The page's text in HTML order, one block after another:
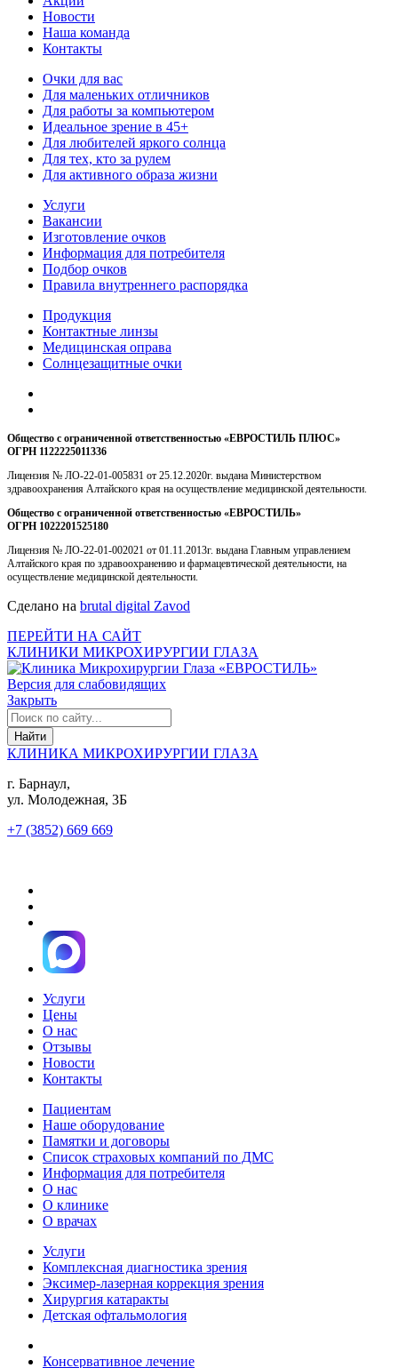
Новости
Наша команда
Контакты
Очки для вас
Для маленьких отличников
Для работы за компьютером
Идеальное зрение в 45+
Для любителей яркого солнца
Для тех, кто за рулем
Для активного образа жизни
Услуги
Вакансии
Изготовление очков
Информация для потребителя
Подбор очков
Правила внутреннего распорядка
Продукция
Контактные линзы
Медицинская оправа
Солнцезащитные очки
Общество с ограниченной ответственностью «ЕВРОСТИЛЬ ПЛЮС»
ОГРН 1122225011336
Лицензия № ЛО-22-01-005831 от 25.12.2020г. выдана Министерством
здравоохранения Алтайского края на осуществление медицинской деятельности.
Общество с ограниченной ответственностью «ЕВРОСТИЛЬ»
ОГРН 1022201525180
Лицензия № ЛО-22-01-002021 от 01.11.2013г. выдана Главным управлением
Алтайского края по здравоохранению и фармацевтической деятельности, на
осуществление медицинской деятельности.
Сделано на brutal digital Zavod
ПЕРЕЙТИ НА САЙТ
КЛИНИКИ МИКРОХИРУРГИИ ГЛАЗА
Версия для слабовидящих
Закрыть
КЛИНИКА МИКРОХИРУРГИИ ГЛАЗА
г. Барнаул,
ул. Молодежная, 3Б
+7 (3852) 669 669
Услуги
Цены
О нас
Отзывы
Новости
Контакты
Пациентам
Наше оборудование
Памятки и договоры
Список страховых компаний по ДМС
Информация для потребителя
О нас
О клинике
О врачах
Услуги
Комплексная диагностика зрения
Эксимер-лазерная коррекция зрения
Хирургия катаракты
Детская офтальмология
Консервативное лечение